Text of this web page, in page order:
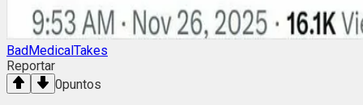
BadMedicalTakes
Reportar
0puntos